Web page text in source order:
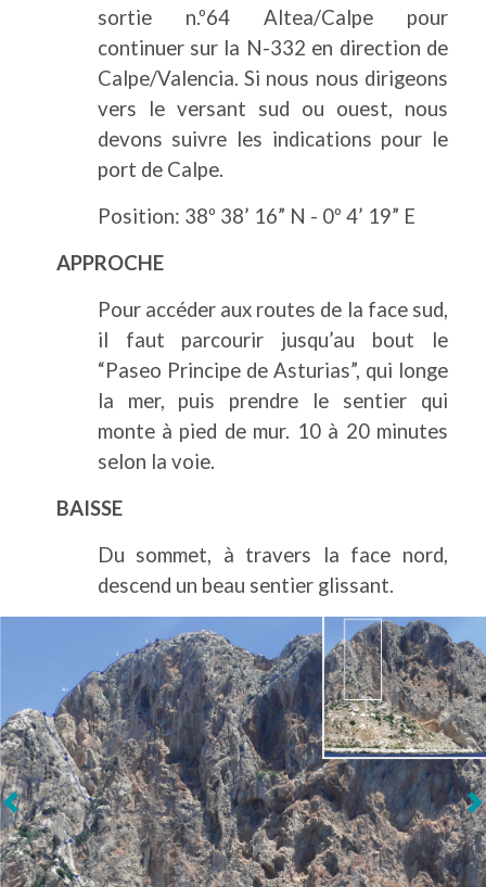
sortie n.º64 Altea/Calpe pour
continuer sur la N-332 en direction de
Calpe/Valencia. Si nous nous dirigeons
vers le versant sud ou ouest, nous
devons suivre les indications pour le
port de Calpe.
Position: 38º 38’ 16” N - 0º 4’ 19” E
APPROCHE
Pour accéder aux routes de la face sud,
il faut parcourir jusqu’au bout le
“Paseo Principe de Asturias”, qui longe
la mer, puis prendre le sentier qui
monte à pied de mur. 10 à 20 minutes
selon la voie.
BAISSE
Du sommet, à travers la face nord,
descend un beau sentier glissant.
Suivant